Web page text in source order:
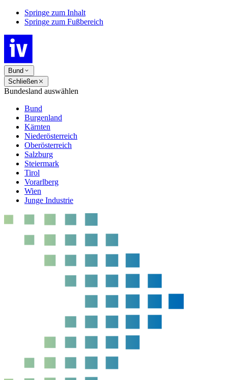
Springe zum Inhalt
Springe zum Fußbereich
Bund
Schließen
Bundesland auswählen
Bund
Burgenland
Kärnten
Niederösterreich
Oberösterreich
Salzburg
Steiermark
Tirol
Vorarlberg
Wien
Junge Industrie